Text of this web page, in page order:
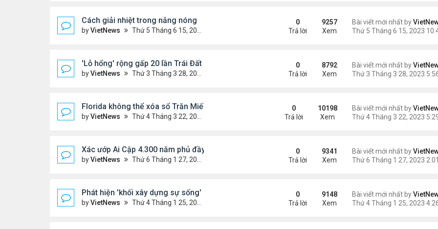
Cách giải nhiệt trong nắng nóng
byVietNews Thứ 5 Tháng 6 15, 2023 10:40 am
Bài viết mới nhất by
0
Trả lời
9257
Xem
'Lỗ hổng' rộng gấp 20 lần Trái Đất xuất hiện trên Mặt Trời
byVietNews Thứ 3 Tháng 3 28, 2023 5:56 pm
Bài viết mới nhất by
0
Trả lời
8792
Xem
Florida không thể xóa sổ Trăn Miến Điện
byVietNews Thứ 4 Tháng 3 22, 2023 5:29 pm
Bài viết mới nhất by
0
Trả lời
10198
Xem
Xác ướp Ai Cập 4.300 năm phủ đầy vàng lá
byVietNews Thứ 6 Tháng 1 27, 2023 2:01 pm
Bài viết mới nhất by
0
Trả lời
9341
Xem
Phát hiện 'khối xây dựng sự sống' lạnh nhất vũ trụ
byVietNews Thứ 4 Tháng 1 25, 2023 4:26 pm
Bài viết mới nhất by
0
Trả lời
9148
Xem